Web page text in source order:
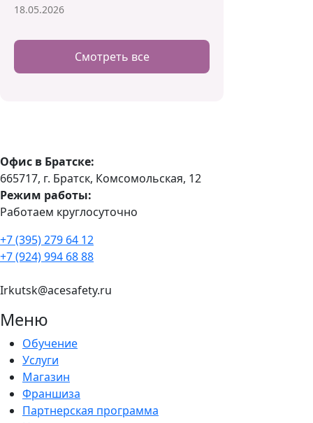
18.05.2026
Смотреть все
Офис в Братске:
665717, г. Братск, Комсомольская, 12
Режим работы:
Работаем круглосуточно
+7 (395) 279 64 12
+7 (924) 994 68 88
Irkutsk@acesafety.ru
Меню
Обучение
Услуги
Магазин
Франшиза
Партнерская программа